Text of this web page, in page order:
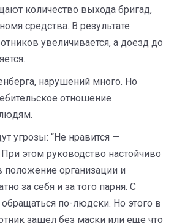
количество выхода бригад,
средства. В результате
увеличивается, а доезд до
нарушений много. Но
отношение
угрозы: “Не нравится —
этом руководство настойчиво
положение организации и
за себя и за того парня. С
по-людски. Но этого в
зашел без маски или еще что